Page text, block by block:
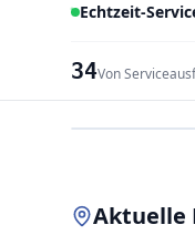
Echtzeit-
34Von
Aktuelle